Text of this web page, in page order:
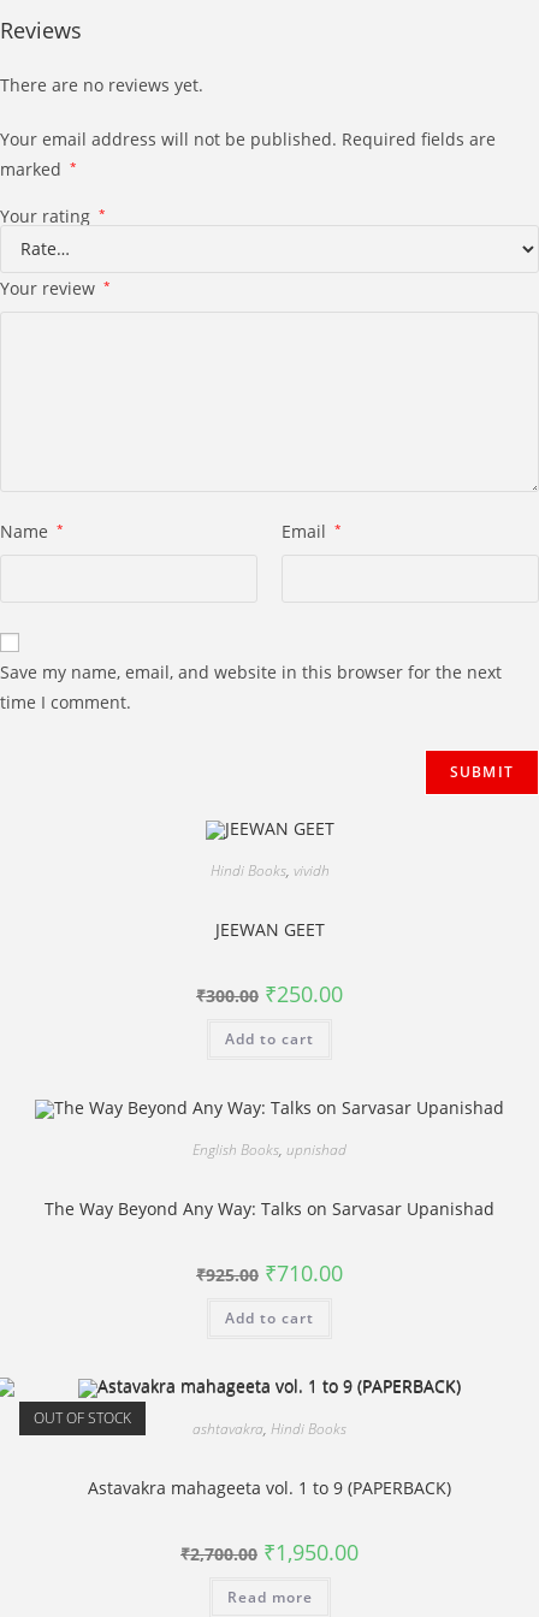
Reviews
There are no reviews yet.
Your email address will not be published. Required fields are
marked *
Your rating *
Your review *
Name * Email *
Save my name, email, and website in this browser for the next
time I comment.
Hindi Books, vividh
JEEWAN GEET
₹300.00 Original
price
₹300.00.
₹250.00Current
Add to cart
English Books, upnishad
The Way Beyond Any Way: Talks on Sarvasar Upanishad
₹925.00 Original
price
₹925.00.
₹710.00Current
Add to cart
OUT OF STOCK ashtavakra, Hindi Books
Astavakra mahageeta vol. 1 to 9 (PAPERBACK)
₹2,700.00 Original
price
₹2,700.00.
₹1,950.00Current
Read more